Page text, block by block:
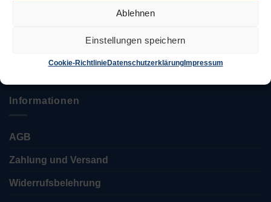
Ablehnen
Einstellungen speichern
Cookie-RichtlinieDatenschutzerklärungImpressum
Tel.: 0221 / 12 06 35 35
info@juwelierbedarf-koeln.de
Informationen
AGB
Zahlung und Versand
Widerrufsbelehrung